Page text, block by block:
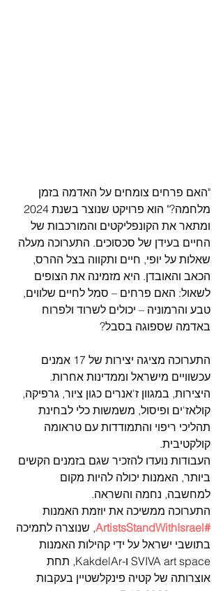
"האם פרחים צומחים על האדמה בזמן
ומתאר את הקונפליקטים והמורכבות של
החיים בעידן של סכסוכים. התערוכה מעלה
שאלות על יופי, חיים ותקווה בצל ההרס,
הכאב והאובדן. היא מזמינה את הצופים
לשאול: האם פרחים – סמל לחיים שלווים,
טבע והרמוניה – יכולים לשרוד ולפרוח
באדמה שספוגה בסבל?
התערוכה מציגה יצירות של 17 אמנים
עכשוויים מישראל וממדינות אחרות.
היצירות, במגוון ז'אנרים כגון ציור, גרפיקה,
קולאז'ים ופיסול, משמשות כלי לבחינת
תהליכי ריפוי והתמודדות עם טראומה
קולקטיבית.
העבודות נועדו להזכיר שגם בזמנים הקשים
ביותר, האמנות יכולה להיות מקום
למחשבה, נחמה והשראה.
התערוכה ממשיכה את יוזמת האמנות
#ArtistsStandWithIsrael
, שנוצרה לתמיכה
בתושבי ישראל על ידי קהילות האמנות
SVIVA art space ו-KakdelAr, תחת
אוצרותה של קטיה פינקלשטיין בעקבות